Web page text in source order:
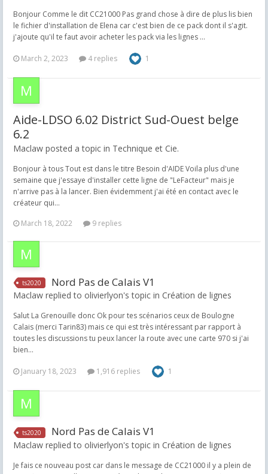
Bonjour Comme le dit CC21000 Pas grand chose à dire de plus lis bien
le fichier d'installation de Elena car c'est bien de ce pack dont il s'agit.
j'ajoute qu'il te faut avoir acheter les pack via les lignes ...
March 2, 2023 4 replies 1
Aide-LDSO 6.02 District Sud-Ouest belge
6.2
Maclaw posted a topic in Technique et Cie.
Bonjour à tous Tout est dans le titre Besoin d'AIDE Voila plus d'une
semaine que j'essaye d'installer cette ligne de "LeFacteur" mais je
n'arrive pas à la lancer. Bien évidemment j'ai été en contact avec le
créateur qui...
March 18, 2022
9 replies
ts2020 Nord Pas de Calais V1
Maclaw replied to olivierlyon's topic in Création de lignes
Salut La Grenouille donc Ok pour tes scénarios ceux de Boulogne
Calais (merci Tarin83) mais ce qui est très intéressant par rapport à
toutes les discussions tu peux lancer la route avec une carte 970 si j'ai
bien...
January 18, 2023 1,916 replies 1
ts2020 Nord Pas de Calais V1
Maclaw replied to olivierlyon's topic in Création de lignes
Je fais ce nouveau post car dans le message de CC21000 il y a plein de